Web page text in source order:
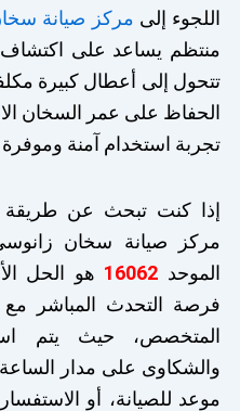
اللجوء إلى مركز صيانة
منتظم يساعد على
تتحول إلى أعطال كبيرة
الحفاظ على عمر السخان
تجربة استخدام آمنة
إذا كنت تبحث عن طريقة
مركز صيانة سخان
الموحد 16062 هو الحل
فرصة التحدث المباشر
المتخصص، حيث يتم
والشكاوى على مدار
موعد للصيانة، أو